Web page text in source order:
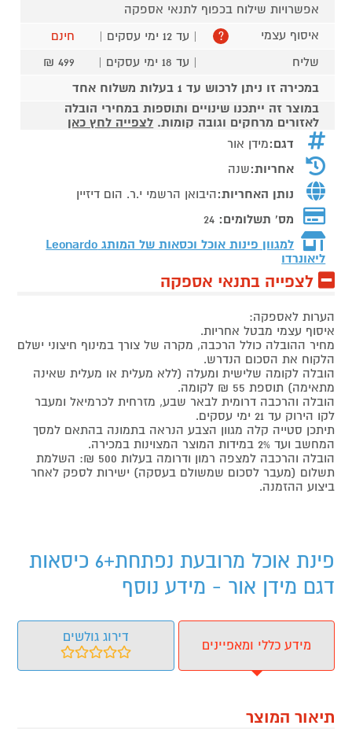
אפשרויות שילוח בכפוף לתנאי אספקה
איסוף עצמי
? | עד 12 ימי עסקים |
חינם
שליח
| עד 18 ימי עסקים |
499 ₪
במכירה זו ניתן לרכוש עד 1 בעלות משלוח אחד
במוצר זה ייתכנו שינויים ותוספות במחירי הובלה
לאזורים מרחקים וגובה קומות. לצפייה לחץ כאן
דגם:מידן אור
אחריות:שנה
נותן האחריות:היבואן הרשמי י.ר. הום דיזיין
מס' תשלומים: 24
למגוון פינות אוכל וכסאות של המותג Leonardo
ליאונרדו
לצפייה בתנאי אספקה
הערות לאספקה:
איסוף עצמי מבטל אחריות.
מחיר ההובלה כולל הרכבה, מקרה של צורך במינוף חיצוני ישלם
הלקוח את הסכום הנדרש.
הובלה לקומה שלישית ומעלה (ללא מעלית או מעלית שאינה
מתאימה) תוספת 55 ₪ לקומה.
הובלה והרכבה דרומית לבאר שבע, מזרחית לכרמיאל ומעבר
לקו הירוק עד 21 ימי עסקים.
תיתכן סטייה קלה מגוון הצבע הנראה בתמונה בהתאם למסך
המחשב ועד 2% במידות המוצר המצוינות במכירה.
הובלה והרכבה למצפה רמון ודרומה בעלות 500 ₪: השלמת
תשלום (מעבר לסכום שמשולם בעסקה) ישירות לספק לאחר
ביצוע ההזמנה.
פינת אוכל מרובעת נפתחת+6 כיסאות
דגם מידן אור - מידע נוסף
מידע כללי ומאפיינים
דירוג גולשים
תיאור המוצר